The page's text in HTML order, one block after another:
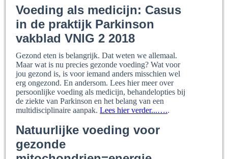
Voeding als medicijn: Casus
in de praktijk Parkinson
vakblad VNIG 2 2018
Gezond eten is belangrijk. Dat weten we allemaal.
Maar wat is nu precies gezonde voeding? Wat voor
jou gezond is, is voor iemand anders misschien wel
erg ongezond. En andersom. Lees hier meer over
persoonlijke voeding als medicijn, behandelopties bij
de ziekte van Parkinson en het belang van een
multidisciplinaire aanpak.Lees hier verder...…..
Natuurlijke voeding voor
gezonde